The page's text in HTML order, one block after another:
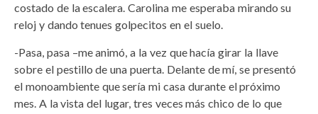
costado de la escalera. Carolina me esperaba mirando su
reloj y dando tenues golpecitos en el suelo.
-Pasa, pasa –me animó, a la vez que hacía girar la llave
sobre el pestillo de una puerta. Delante de mí, se presentó
el monoambiente que sería mi casa durante el próximo
mes. A la vista del lugar, tres veces más chico de lo que